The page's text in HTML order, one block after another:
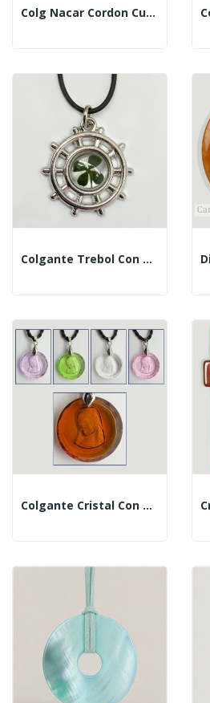
Colg Nacar Cordon Cuero Corazon Rosa
Colgante Trebol Con Metal. Modelo Timon
Colgante Cristal Con Cordón. Modelo Virgen Redonda